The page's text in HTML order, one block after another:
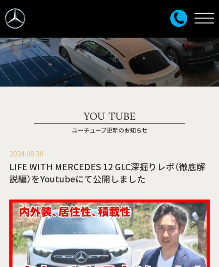
YOU TUBE
ユーチューブ更新のお知らせ
2024.08.30
LIFE WITH MERCEDES 12 GLC深掘りレポ（徹底解
説編）をYoutubeにて公開しました